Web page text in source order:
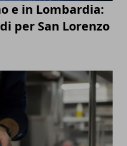
e in Lombardia:
per San Lorenzo